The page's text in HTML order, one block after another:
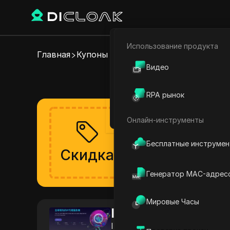
Электронная коммерция
Использование продукта
Видео
RPA рынок
Онлайн-инструменты
Бесплатные
Генератор MAC-
Мировые Часы
Главная Купоны на прокси
Скидка
Скидка скоро
IPWeb
IPWeb предоставляет